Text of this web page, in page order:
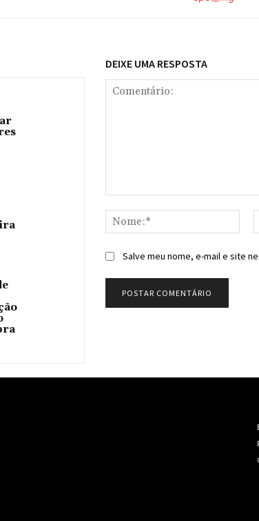
DEIXE UMA RESPOSTA
Salve meu nome, e-mail e site